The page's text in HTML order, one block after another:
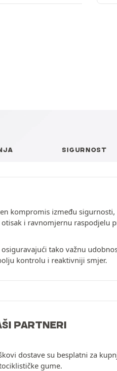
SIGURNOST
kompromis između
i ravnomjernu raspodjelu
tako važnu
kontrolu i reaktivniji smjer.
PARTNERI
dostave su besplatni za
gume.